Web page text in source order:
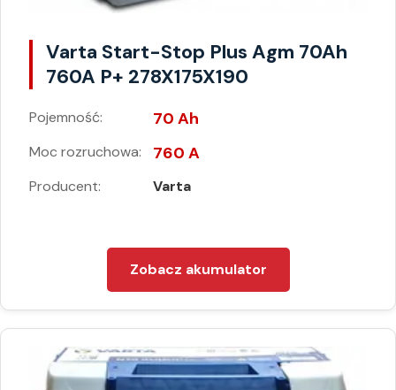
Varta Start-Stop Plus Agm 70Ah
760A P+ 278X175X190
Pojemność: 70 Ah
Moc rozruchowa: 760 A
Producent: Varta
Zobacz akumulator